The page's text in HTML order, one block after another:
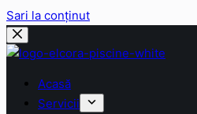
Sari la conținut
Acasă
Servicii